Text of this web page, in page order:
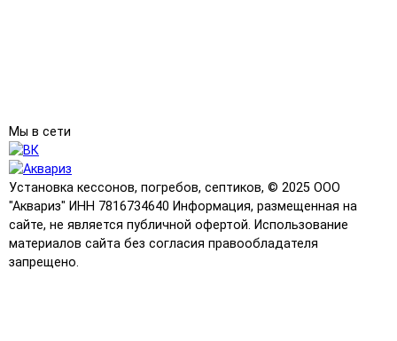
Мы в сети
Установка кессонов, погребов, септиков, © 2025 ООО
"Аквариз" ИНН 7816734640 Информация, размещенная на
сайте, не является публичной офертой. Использование
материалов сайта без согласия правообладателя
запрещено.